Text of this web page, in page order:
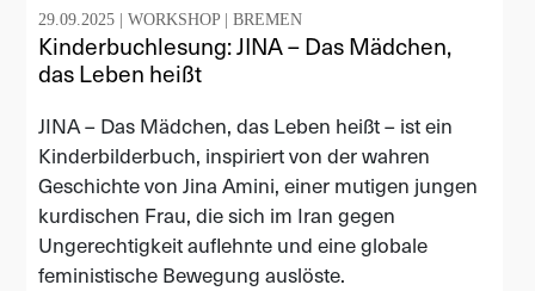
29.09.2025 | WORKSHOP BREMEN
Kinderbuchlesung: JINA – Das Mädchen,
das Leben heißt
JINA – Das Mädchen, das Leben heißt – ist ein
Kinderbilderbuch, inspiriert von der wahren
Geschichte von Jina Amini, einer mutigen jungen
kurdischen Frau, die sich im Iran gegen
Ungerechtigkeit auflehnte und eine globale
feministische Bewegung auslöste.